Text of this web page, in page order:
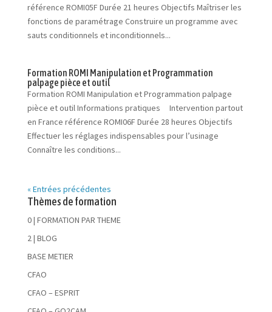
référence ROMI05F Durée 21 heures Objectifs Maîtriser les
fonctions de paramétrage Construire un programme avec
sauts conditionnels et inconditionnels...
Formation ROMI Manipulation et Programmation
palpage pièce et outil
Formation ROMI Manipulation et Programmation palpage
pièce et outil Informations pratiques Intervention partout
en France référence ROMI06F Durée 28 heures Objectifs
Effectuer les réglages indispensables pour l’usinage
Connaître les conditions...
« Entrées précédentes
Thèmes de formation
0 | FORMATION PAR THEME
2 | BLOG
BASE METIER
CFAO
CFAO – ESPRIT